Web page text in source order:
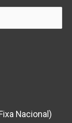
Nacional)